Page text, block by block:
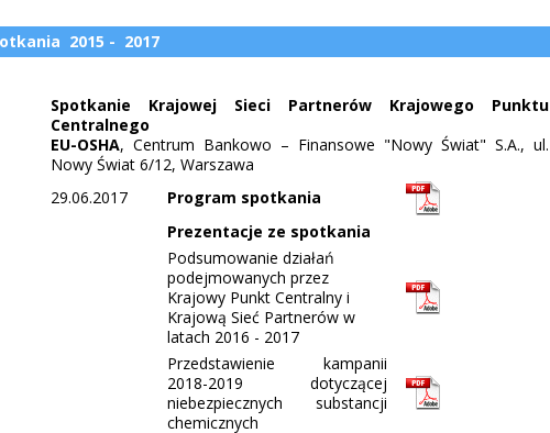
2015 - 2017
Spotkanie Krajowej Sieci Partnerów Krajowego Punktu
Centralnego
EU-OSHA, Centrum Bankowo – Finansowe "Nowy Świat" S.A., ul.
Nowy Świat 6/12, Warszawa
29.06.2017
Program spotkania
Prezentacje ze spotkania
Podsumowanie działań
podejmowanych przez
Krajowy Punkt Centralny i
Krajową Sieć Partnerów w
latach 2016 - 2017
Przedstawienie kampanii
2018-2019 dotyczącej
niebezpiecznych substancji
chemicznych